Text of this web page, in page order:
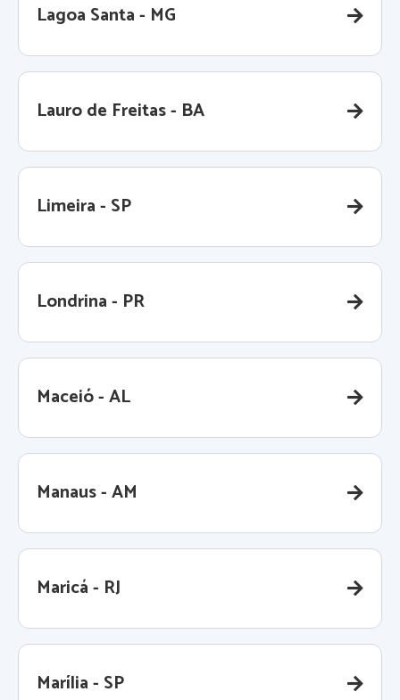
Lagoa Santa - MG
Lauro de Freitas - BA
Limeira - SP
Londrina - PR
Maceió - AL
Manaus - AM
Maricá - RJ
Marília - SP